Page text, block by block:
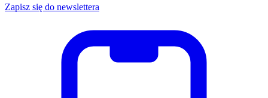
Zapisz się do newslettera